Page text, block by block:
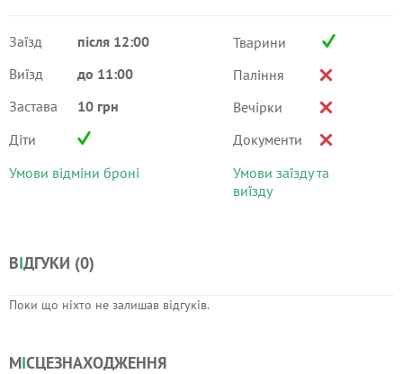
Заїзд
після 12:00
Виїзд
до 11:00
Застава
10 грн
Діти
Умови відміни броні
Тварини
Паління
Вечірки
Документи
Умови заїзду та
виїзду
ВІДГУКИ (0)
Поки що ніхто не залишав відгуків.
МІСЦЕЗНАХОДЖЕННЯ